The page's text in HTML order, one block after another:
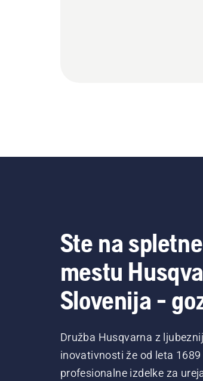
Ste na
mestu
Slovenija -
Družba Husqvarna z
inovativnosti že od leta
profesionalne izdelke za